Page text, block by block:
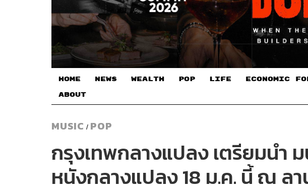
HOME NEWS WEALTH POP LIFE ECONOMIC
ABOUT
MUSIC / POP
กรุงเทพกลางแปลง เตรียมนำ
หนังกลางแปลง 18 ม.ค. นี้ ณ ล